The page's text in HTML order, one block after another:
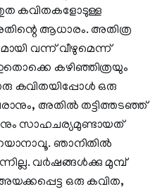
കവിതകളോടുള്ള
ആധാരം. അതിത്ര
വന്ന് വീഴുമെന്ന്
ഇതൊക്കെ കഴിഞ്ഞിത്രയും
കവിതയിപ്പോള്‍ ഒരു
അതില്‍ തട്ടിത്തടഞ്ഞ്
സാഹചര്യമുണ്ടായത്
ഞാനിതില്‍
വര്‍ഷങ്ങള്‍ക്കു മുമ്പ്
ഒരു കവിത,